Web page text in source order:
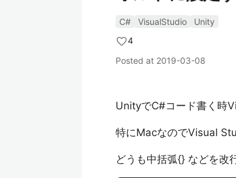
C# VisualStudio
Unity
4
Posted at 2019-03-08
UnityでC#コード書く時
特にMacなのでVisual
どうも中括弧{} などを改